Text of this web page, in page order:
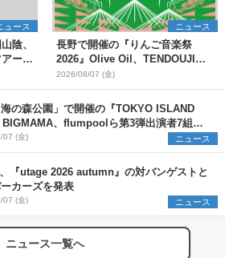
ュース
陰、
ー10
ニュース
長野で開催の『りんご音楽祭
2026』Olive Oil、TENDOUJIら
第11弾出演アーティスト（16組）
を発表
2026/08/07 (金)
の森公園」で開催の『TOKYO ISLAND
BIGMAMA、flumpoolら第3弾出演者7組を
ークショップ・アート出展者を募集
07 (金) ニュース
『utage 2026 autumn』の対バンゲストと
ーカーズを発表
07 (金) ニュース
ニュース一覧へ